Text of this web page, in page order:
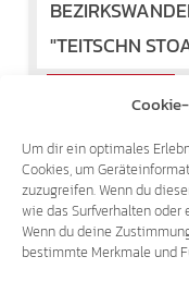
Um dir ein optimales
Cookies, um
zuzugreifen. Wenn du
wie das Surfverhalten
Wenn du deine
bestimmte Merkmale und
"TEITSCHN
Die
im Unterland/
und deren
Sonntag, 4. Mai
Unterfennberg/
auch Freunde…